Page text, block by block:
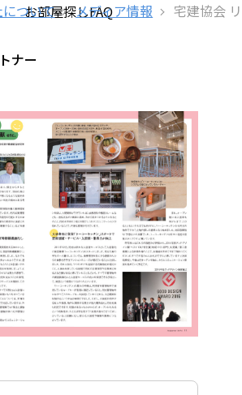
お部屋探しFAQ
ついて メディア情報 宅建協会
ナー